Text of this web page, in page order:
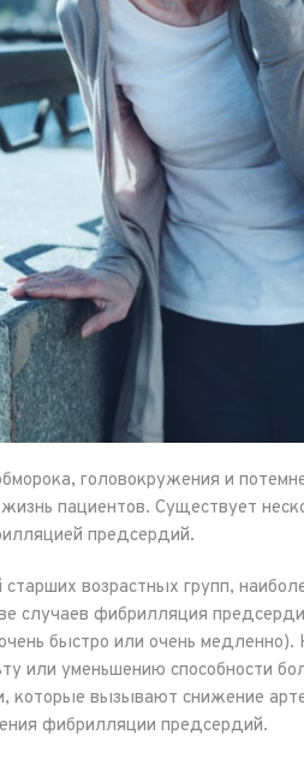
головокружения и
пациентов. Существует
предсердий.
возрастных групп,
случаев фибрилляция
быстро или очень
или уменьшению способности
которые вызывают снижение
фибрилляции предсердий.